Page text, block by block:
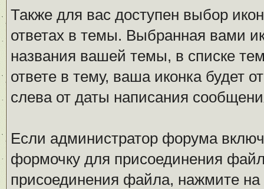
Также для вас доступен выбор
ответах в темы. Выбранная вами
названия вашей темы, в списке
ответе в тему, ваша иконка будет
слева от даты написания
Если администратор форума
формочку для присоединения
присоединения файла, нажмите